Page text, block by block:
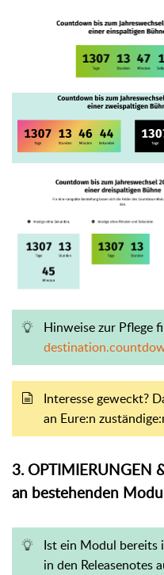
Hinweise zur Pflege
Interesse geweckt?
an Eure:n
3. OPTIMIERUNGEN
an bestehenden
Ist ein Modul bereits
in den Releasenotes